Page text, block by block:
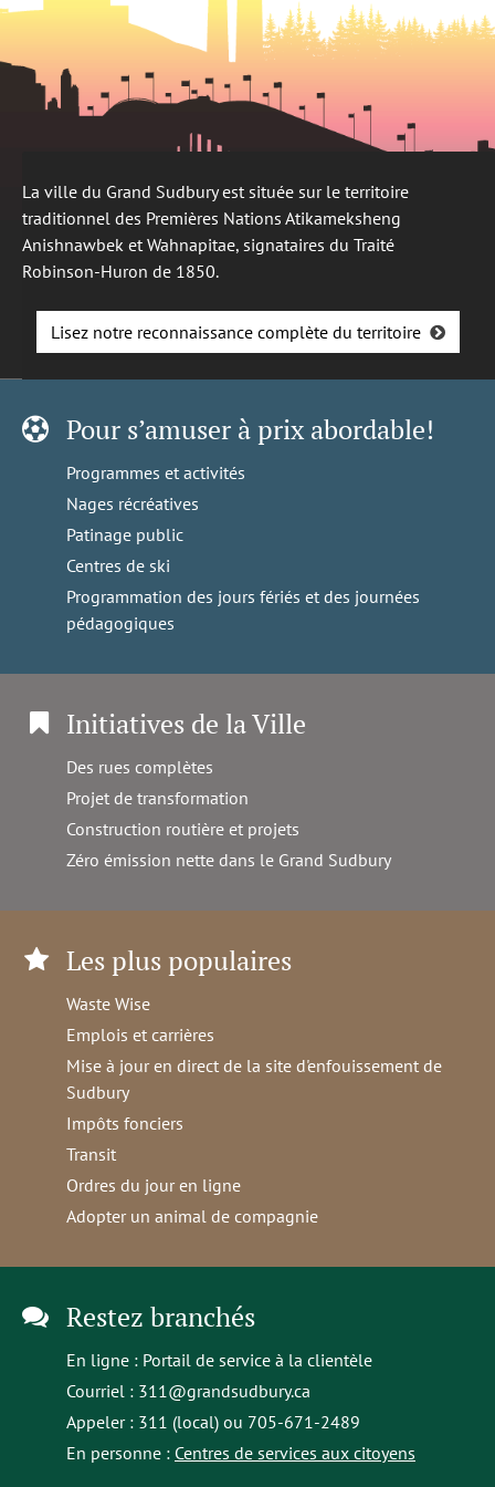
La ville du Grand Sudbury est située sur le territoire
traditionnel des Premières Nations Atikameksheng
Anishnawbek et Wahnapitae, signataires du Traité
Robinson-Huron de 1850.
Lisez notre reconnaissance complète du territoire
Pour s’amuser à prix abordable!
Programmes et activités
Nages récréatives
Patinage public
Centres de ski
Programmation des jours fériés et des journées
pédagogiques
Initiatives de la Ville
Des rues complètes
Projet de transformation
Construction routière et projets
Zéro émission nette dans le Grand Sudbury
Les plus populaires
Waste Wise
Emplois et carrières
Mise à jour en direct de la site d'enfouissement de
Sudbury
Impôts fonciers
Transit
Ordres du jour en ligne
Adopter un animal de compagnie
Restez branchés
En ligne : Portail de service à la clientèle
Courriel : 311@grandsudbury.ca
Appeler : 311 (local) ou 705-671-2489
En personne : Centres de services aux citoyens